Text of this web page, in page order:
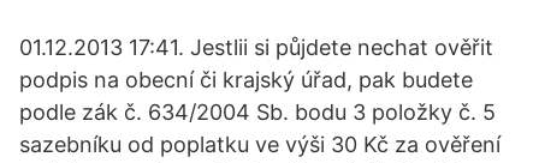
01.12.2013 17:41. Jestlii si půjdete nechat ověřit
podpis na obecní či krajský úřad, pak budete
podle zák č. 634/2004 Sb. bodu 3 položky č. 5
sazebníku od poplatku ve výši 30 Kč za ověření